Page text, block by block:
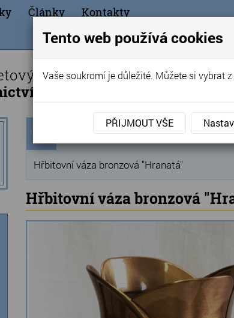
Články
Kontakty
obchod
Dvořák - Telč
stránka
Produkty » Hřbitovní doplňky »
Hřbitovní váza bronzová "Hranatá"
Hřbitovní váza bronzová
Tento web používá cookies
Vaše soukromí je důležité. Můžete si vybrat
PŘIJMOUT VŠE